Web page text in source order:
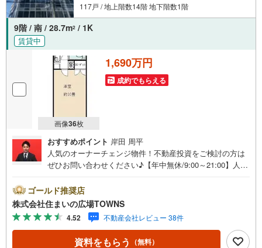
117戸 / 地上階数14階 地下階数1階
9階 / 南 / 28.7m2 / 1K
賃貸中
画像36枚
1,690万円
成約でもらえる
おすすめポイント 岸田 周平
人気のオーナーチェンジ物件！不動産投資をご検討の方は
ぜひお問い合わせください♪【年中無休/9:00～21:00】人気
下さい。「室内・現地を見学する」ボタンよりご予約頂く
とご見学がスムーズです。■その他、各種ご相談も承ってお
ります。○住宅ローンのご相談○ライフプランのシミュレー
ション■住まいの広場TOWNSからお客様へ経験豊富なスタ
ッフが親身になってお客様に合った物件をご紹介させて頂
ゴールド推奨店
株式会社住まいの広場TOWNS
4.52 不動産会社レビュー 38件
資料をもらう （無料）